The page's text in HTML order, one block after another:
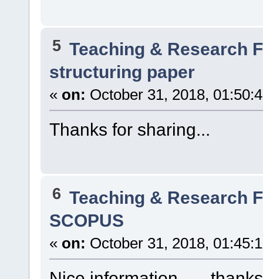
5 Teaching & Research
structuring paper
« on: October 31, 2018,
Thanks for sharing...
6 Teaching & Research
SCOPUS
« on: October 31, 2018,